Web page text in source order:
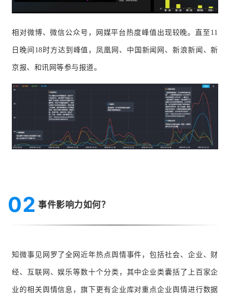
相对微博、微信公众号，网媒平台热度峰值出现较晚。直至11
日晚间18时方达到峰值，凤凰网、中国新闻网、新浪新闻、新
京报、和讯网等参与报道。
02 事件影响力如何？
知微事见网罗了全网近年热点舆情事件，包括社会、企业、财
经、互联网、娱乐等数十个分类，其中企业类囊括了上百家企
业的相关舆情信息，旗下更有企业库对重点企业舆情进行数据